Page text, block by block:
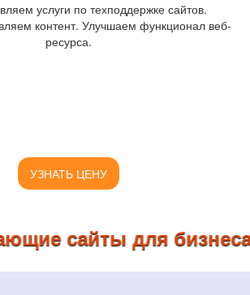
услуги по техподдержке сайтов.
контент. Улучшаем функционал веб-
ресурса.
УЗНАТЬ ЦЕНУ
для бизнеса!